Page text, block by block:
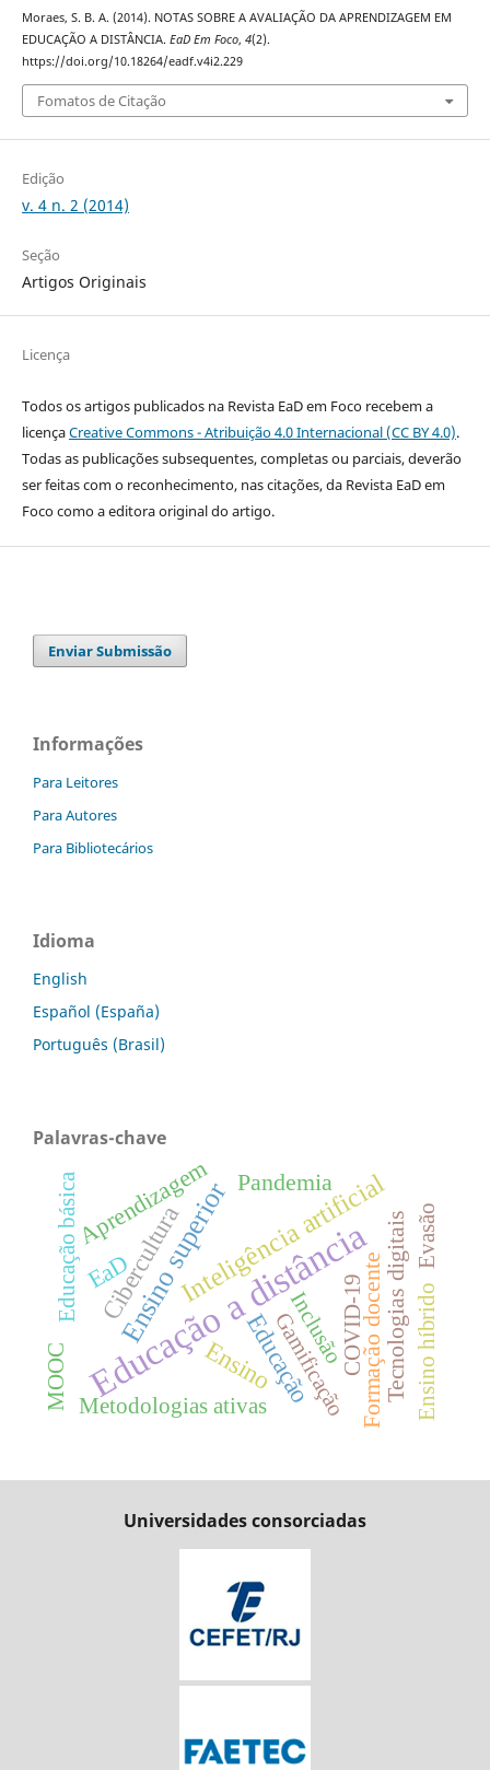
Moraes, S. B. A. (2014). NOTAS SOBRE A AVALIAÇÃO DA APRENDIZAGEM EM
EDUCAÇÃO A DISTÂNCIA. EaD Em Foco, 4(2).
https://doi.org/10.18264/eadf.v4i2.229
Fomatos de Citação
Edição
v. 4 n. 2 (2014)
Seção
Artigos Originais
Licença
Todos os artigos publicados na Revista EaD em Foco recebem a
licençaCreative Commons - Atribuição 4.0 Internacional (CC BY 4.0).
Todas as publicações subsequentes, completas ou parciais, deverão
ser feitas com o reconhecimento, nas citações, da Revista EaD em
Foco como a editora original do artigo.
Enviar Submissão
Informações
Para Leitores
Para Autores
Para Bibliotecários
Idioma
English
Español (España)
Português (Brasil)
Palavras-chave
Educação a distância
Ensino superiorInteligência artificial
Educação
Ensino
Cibercultura Formação docente
EaD
Pandemia
Aprendizagem
Tecnologias digitais
Educação básica
Inclusão Ensino híbrido
Gamificação
Metodologias ativas
COVID-19
MOOC
Evasão
Universidades consorciadas